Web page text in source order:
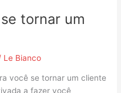
tornar um
Le Bianco
você se tornar um cliente
a fazer você